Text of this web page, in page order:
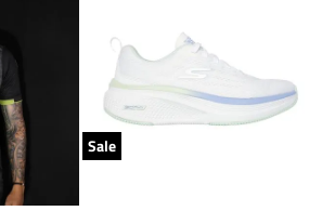
Sale